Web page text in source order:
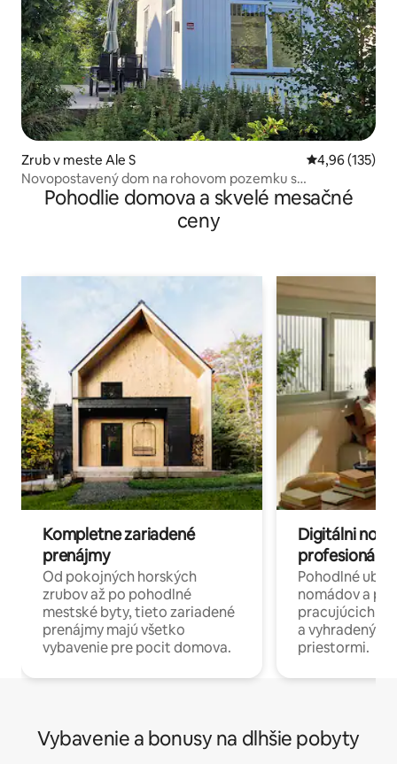
Zrub v meste Ale S Priemerné
4,96 (135)
Novopostavený dom na rohovom pozemku s
klimatizáciou a parkoviskom
Pohodlie domova a skvelé mesačné
ceny
Kompletne zariadené
prenájmy
Od pokojných horských
zrubov až po pohodlné
mestské byty, tieto zariadené
prenájmy majú všetko
vybavenie pre pocit domova.
Digitálni
profesionáli
Pohodlné
nomádov a
pracujúcich
a
priestormi.
Vybavenie a bonusy na dlhšie pobyty